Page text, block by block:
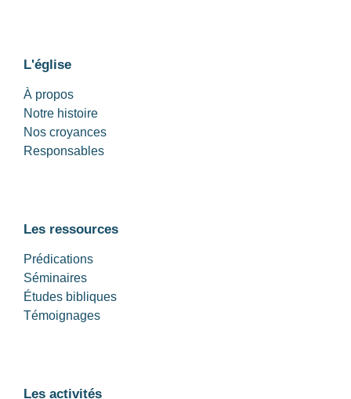
L'église
À propos
Notre histoire
Nos croyances
Responsables
Les ressources
Prédications
Séminaires
Études bibliques
Témoignages
Les activités